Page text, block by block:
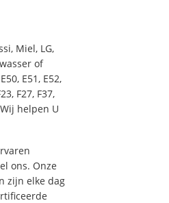
Miel, LG,
of
E51, E52,
F27, F37,
Wij helpen U
ons. Onze
zijn elke dag